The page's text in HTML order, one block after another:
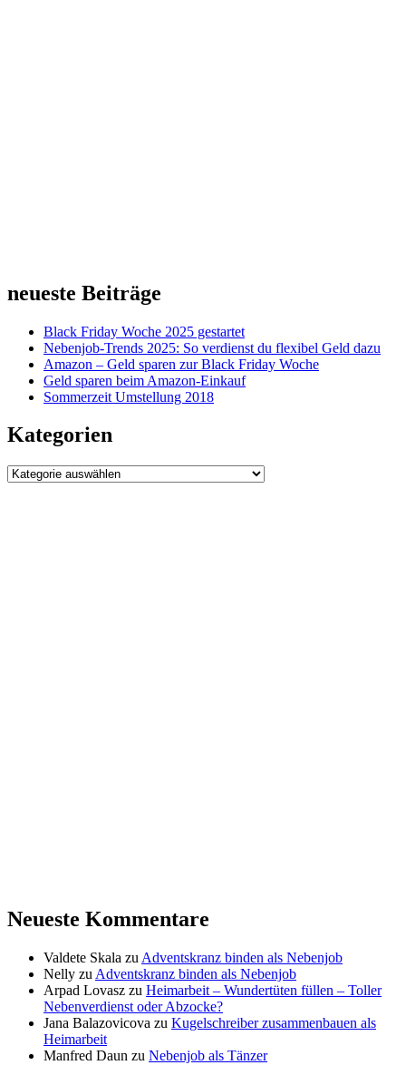
neueste Beiträge
Black Friday Woche 2025 gestartet
Nebenjob-Trends 2025: So verdienst du flexibel Geld dazu
Amazon – Geld sparen zur Black Friday Woche
Geld sparen beim Amazon-Einkauf
Sommerzeit Umstellung 2018
Kategorien
Kategorien
Neueste Kommentare
Valdete Skala zu Adventskranz binden als Nebenjob
Nelly zu Adventskranz binden als Nebenjob
Arpad Lovasz zu Heimarbeit – Wundertüten füllen – Toller
Nebenverdienst oder Abzocke?
Jana Balazovicova zu Kugelschreiber zusammenbauen als
Heimarbeit
Manfred Daun zu Nebenjob als Tänzer